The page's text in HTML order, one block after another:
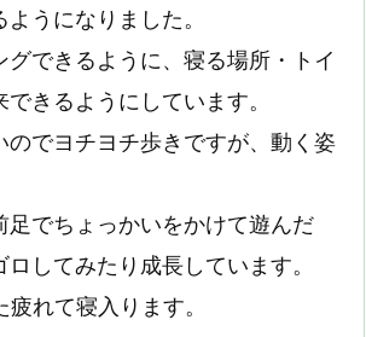
うになりました。
グできるように、寝る場所・トイ
きるようにしています。
のでヨチヨチ歩きですが、動く姿
足でちょっかいをかけて遊んだ
ロしてみたり成長しています。
れて寝入ります。